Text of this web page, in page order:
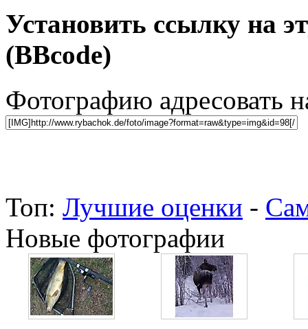
Установить ссылку на
(BBcode)
Фотографию адресовать
Топ: Лучшие оценки -
Новые фотографии